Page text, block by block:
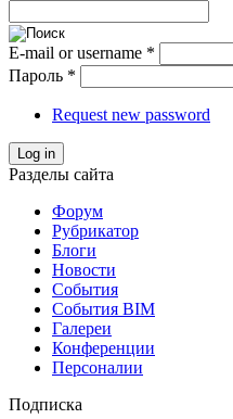
E-mail or username *
Пароль *
Request new password
Log in
Разделы сайта
Форум
Рубрикатор
Блоги
Новости
События
События BIM
Галереи
Конференции
Персоналии
Подписка